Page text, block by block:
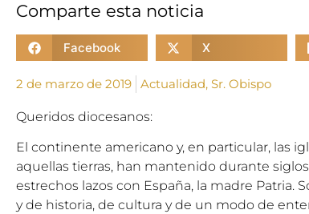
Comparte esta noticia
Facebook X
2 de marzo de 2019 Actualidad, Sr. Obispo
Queridos diocesanos:
El continente americano y, en particular, las
aquellas tierras, han mantenido durante
estrechos lazos con España, la madre Patria.
y de historia, de cultura y de un modo de